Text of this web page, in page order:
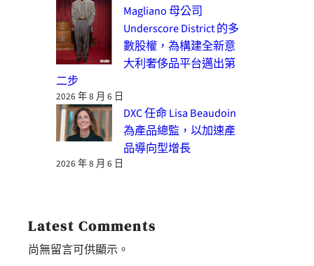
Magliano 母公司
Underscore District 的多
數股權，為構建全新意
大利奢侈品平台邁出第
二步
2026 年 8 月 6 日
DXC 任命 Lisa Beaudoin
為產品總監，以加速產
品導向型增長
2026 年 8 月 6 日
Latest Comments
尚無留言可供顯示。